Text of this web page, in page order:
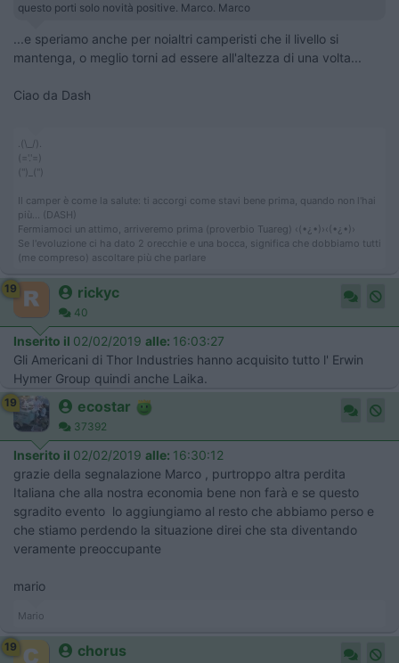
questo porti solo novità positive. Marco. Marco
...e speriamo anche per noialtri camperisti che il livello si
mantenga, o meglio torni ad essere all'altezza di una volta...
Ciao da Dash
.(\_/).
(='.'=)
('')_('')
Il camper è come la salute: ti accorgi come stavi bene prima, quando non l'hai
più... (DASH)
Fermiamoci un attimo, arriveremo prima (proverbio Tuareg) ‹(•¿•)›‹(•¿•)›
Se l'evoluzione ci ha dato 2 orecchie e una bocca, significa che dobbiamo tutti
(me compreso) ascoltare più che parlare
19 rickyc
40
Inserito il 02/02/2019 alle: 16:03:27
Gli Americani di Thor Industries hanno acquisito tutto l' Erwin
Hymer Group quindi anche Laika.
19 ecostar
37392
Inserito il 02/02/2019 alle: 16:30:12
grazie della segnalazione Marco , purtroppo altra perdita
Italiana che alla nostra economia bene non farà e se questo
sgradito evento lo aggiungiamo al resto che abbiamo perso e
che stiamo perdendo la situazione direi che sta diventando
veramente preoccupante
mario
Mario
19 chorus